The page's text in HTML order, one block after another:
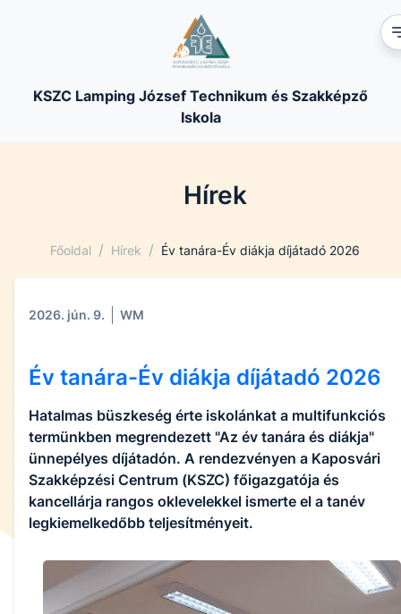
KSZC Lamping József Technikum és Szakképző
Iskola
Hírek
Főoldal / Hírek / Év tanára-Év diákja díjátadó 2026
2026. jún. 9. WM
Év tanára-Év diákja díjátadó 2026
Hatalmas büszkeség érte iskolánkat a multifunkciós
termünkben megrendezett "Az év tanára és diákja"
ünnepélyes díjátadón. A rendezvényen a Kaposvári
Szakképzési Centrum (KSZC) főigazgatója és
kancellárja rangos oklevelekkel ismerte el a tanév
legkiemelkedőbb teljesítményeit.